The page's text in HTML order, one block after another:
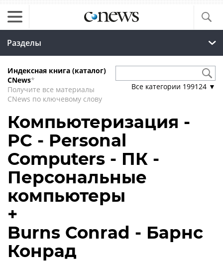
Разделы
Индексная книга (каталог)
CNews*
Получите все материалы
CNews по ключевому слову
Все категории 199124 ▼
Компьютеризация -
PC - Personal
Computers - ПК -
Персональные
компьютеры
+
Burns Conrad - Барнс
Конрад